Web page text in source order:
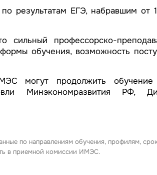
результатам ЕГЭ, набравшим от
профессорско-
обучения, возможность
могут продолжить обучение
Минэкономразвития РФ,
по направлениям обучения, профилям,
в приемной комиссии ИМЭС.